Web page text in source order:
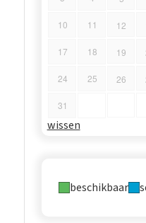
10 11 12
17 18 19
24 25 26
31
wissen
beschikbaar